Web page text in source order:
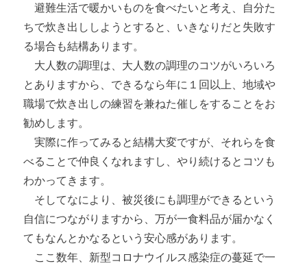
避難生活で暖かいものを食べたいと考え、自分た
ちで炊き出ししようとすると、いきなりだと失敗す
る場合も結構あります。
大人数の調理は、大人数の調理のコツがいろいろ
とありますから、できるなら年に１回以上、地域や
職場で炊き出しの練習を兼ねた催しをすることをお
勧めします。
実際に作ってみると結構大変ですが、それらを食
べることで仲良くなれますし、やり続けるとコツも
わかってきます。
そしてなにより、被災後にも調理ができるという
自信につながりますから、万が一食料品が届かなく
てもなんとかなるという安心感があります。
ここ数年、新型コロナウイルス感染症の蔓延で一